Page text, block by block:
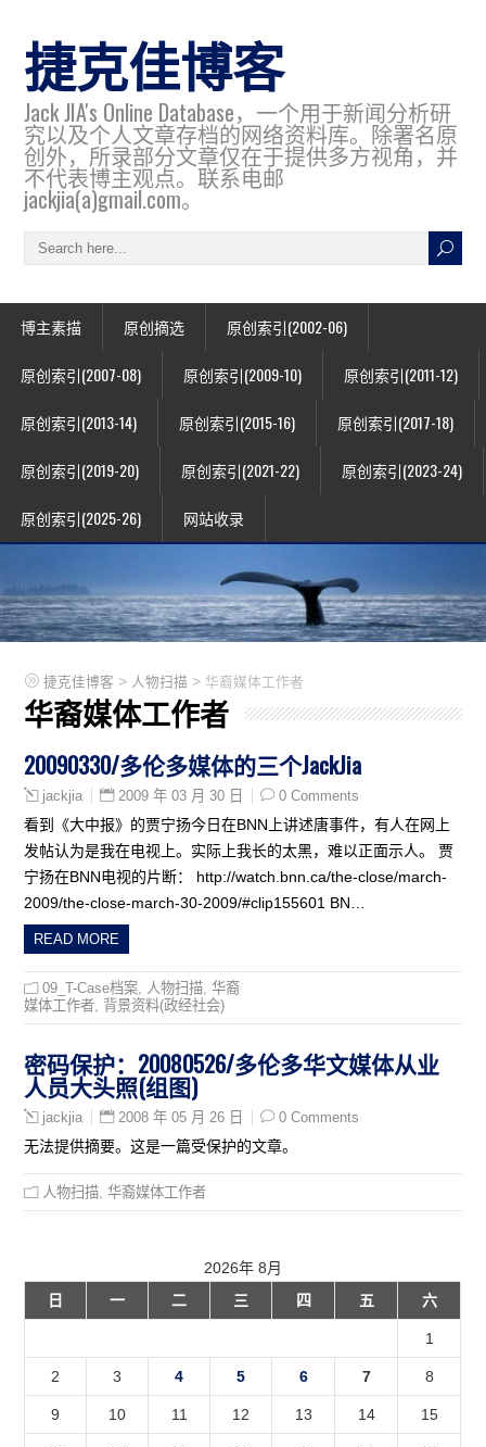
捷克佳博客
Jack JIA's Online Database，一个用于新闻分析研
究以及个人文章存档的网络资料库。除署名原
创外，所录部分文章仅在于提供多方视角，并
不代表博主观点。联系电邮
jackjia(a)gmail.com。
博主素描 原创摘选 原创索引(2002-06)
原创索引(2007-08) 原创索引(2009-10) 原创索引(2011-12)
原创索引(2013-14) 原创索引(2015-16) 原创索引(2017-18)
原创索引(2019-20) 原创索引(2021-22) 原创索引(2023-24)
原创索引(2025-26) 网站收录
捷克佳博客 > 人物扫描 > 华裔媒体工作者
华裔媒体工作者
20090330/多伦多媒体的三个JackJia
jackjia 2009 年 03 月 30 日 0 Comments
看到《大中报》的贾宁扬今日在BNN上讲述唐事件，有人在网上
发帖认为是我在电视上。实际上我长的太黑，难以正面示人。 贾
宁扬在BNN电视的片断： http://watch.bnn.ca/the-close/march-
2009/the-close-march-30-2009/#clip155601 BN…
READ MORE
09_T-Case档案 人物扫描 ,华裔
媒体工作者 背景资料(政经社会)
密码保护：20080526/多伦多华文媒体从业
人员大头照(组图)
jackjia 2008 年 05 月 26 日 0 Comments
无法提供摘要。这是一篇受保护的文章。
人物扫描 ,华裔媒体工作者
2026年 8月
日
一 二 三 四 五 六
1
2 3 4 5 6 7 8
9 10 11 12 13 14 15